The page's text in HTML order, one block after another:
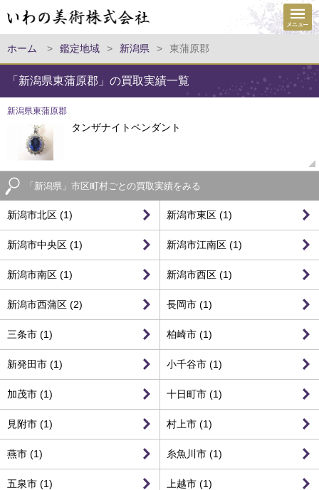
ホーム > 鑑定地域 > 新潟県 > 東蒲原郡
「新潟県東蒲原郡」の買取実績一覧
新潟県東蒲原郡
タンザナイトペンダント
「新潟県」市区町村ごとの買取実績をみる
新潟市北区 (1) 新潟市東区 (1)
新潟市中央区 (1) 新潟市江南区 (1)
新潟市南区 (1) 新潟市西区 (1)
新潟市西蒲区 (2) 長岡市 (1)
三条市 (1) 柏崎市 (1)
新発田市 (1) 小千谷市 (1)
加茂市 (1) 十日町市 (1)
見附市 (1) 村上市 (1)
燕市 (1) 糸魚川市 (1)
五泉市 (1) 上越市 (1)